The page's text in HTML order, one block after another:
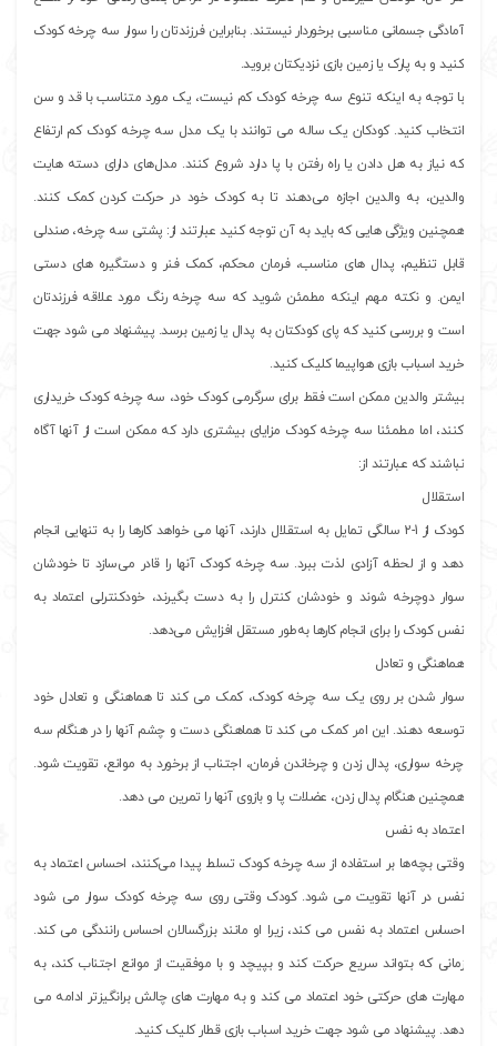
آمادگی جسمانی مناسبی برخوردار نیستند. بنابراین فرزندتان را سوار سه چرخه کودک
کنید و به پارک یا زمین بازی نزدیکتان بروید.
با توجه به اینکه تنوع سه چرخه کودک کم نیست، یک مورد متناسب با قد و سن
انتخاب کنید. کودکان یک ساله می توانند با یک مدل سه چرخه کودک کم ارتفاع
که نیاز به هل دادن یا راه رفتن با پا دارد شروع کنند. مدل‌های دارای دسته هایت
والدین، به والدین اجازه می‌دهند تا به کودک خود در حرکت کردن کمک کنند.
همچنین ویژگی هایی که باید به آن توجه کنید عبارتند از: پشتی سه چرخه، صندلی
قابل تنظیم، پدال های مناسب، فرمان محکم، کمک فنر و دستگیره های دستی
ایمن. و نکته مهم اینکه مطمئن شوید که سه چرخه رنگ مورد علاقه فرزندتان
است و بررسی کنید که پای کودکتان به پدال یا زمین برسد. پیشنهاد می شود جهت
خرید اسباب بازی هواپیما کلیک کنید.
بیشتر والدین ممکن است فقط برای سرگرمی کودک خود، سه چرخه کودک خریداری
کنند، اما مطمئنا سه چرخه کودک مزایای بیشتری دارد که ممکن است از آنها آگاه
نباشند که عبارتند از:
استقلال
کودک از 1-2 سالگی تمایل به استقلال دارند، آنها می خواهد کارها را به تنهایی انجام
دهد و از لحظه آزادی لذت ببرد. سه‌ چرخه کودک آنها را قادر می‌سازد تا خودشان
سوار دوچرخه شوند و خودشان کنترل را به دست بگیرند، خودکنترلی اعتماد به
نفس کودک را برای انجام کارها به‌طور مستقل افزایش می‌دهد.
هماهنگی و تعادل
سوار شدن بر روی یک سه چرخه کودک، کمک می کند تا هماهنگی و تعادل خود
توسعه دهند. این امر کمک می کند تا هماهنگی دست و چشم آنها را در هنگام سه
چرخه سواری، پدال زدن و چرخاندن فرمان، اجتناب از برخورد به موانع، تقویت شود.
همچنین هنگام پدال زدن، عضلات پا و بازوی آنها را تمرین می دهد.
اعتماد به نفس
وقتی بچه‌ها بر استفاده از سه چرخه کودک تسلط پیدا می‌کنند، احساس اعتماد به
نفس در آنها تقویت می شود. کودک وقتی روی سه چرخه کودک سوار می شود
احساس اعتماد به نفس می کند، زیرا او مانند بزرگسالان احساس رانندگی می کند.
زمانی که بتواند سریع حرکت کند و بپیچد و با موفقیت از موانع اجتناب کند، به
مهارت های حرکتی خود اعتماد می کند و به مهارت های چالش برانگیزتر ادامه می
دهد. پیشنهاد می شود جهت خرید اسباب بازی قطار کلیک کنید.